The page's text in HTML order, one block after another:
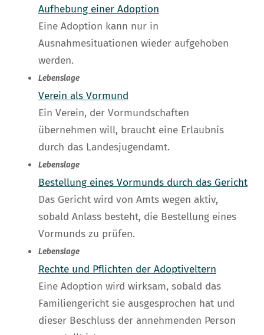
Aufhebung einer Adoption
Eine Adoption kann nur in
Ausnahmesituationen wieder aufgehoben
werden.
Lebenslage
Verein als Vormund
Ein Verein, der Vormundschaften
übernehmen will, braucht eine Erlaubnis
durch das Landesjugendamt.
Lebenslage
Bestellung eines Vormunds durch das Gericht
Das Gericht wird von Amts wegen aktiv,
sobald Anlass besteht, die Bestellung eines
Vormunds zu prüfen.
Lebenslage
Rechte und Pflichten der Adoptiveltern
Eine Adoption wird wirksam, sobald das
Familiengericht sie ausgesprochen hat und
dieser Beschluss der annehmenden Person